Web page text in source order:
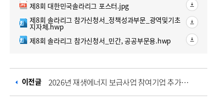
제8회 대한민국솔라리그 포스터.jpg
제8회 솔라리그 참가신청서_정책성과부문_광역및기초
지자체.hwp
제8회 솔라리그 참가신청서_민간, 공공부문용.hwp
이전글 2026년 재생에너지 보급사업 참여기업 추가모집 최종 선정 결과 및 협약체결 안내